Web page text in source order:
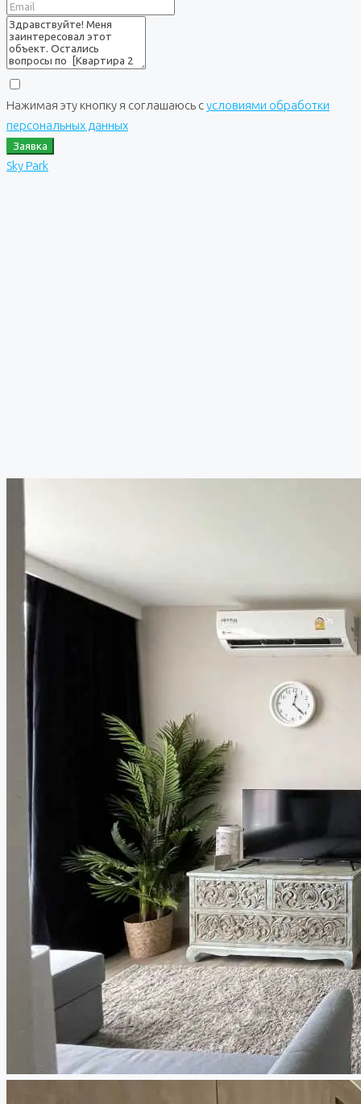
Нажимая эту кнопку я соглашаюсь сусловиями обработки
персональных данных
Заявка
Sky Park